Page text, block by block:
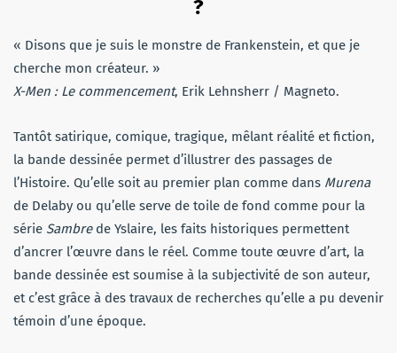
?
« Disons que je suis le monstre de Frankenstein, et que je
cherche mon créateur. »
X-Men : Le commencement, Erik Lehnsherr / Magneto.
Tantôt satirique, comique, tragique, mêlant réalité et fiction,
la bande dessinée permet d’illustrer des passages de
l’Histoire. Qu’elle soit au premier plan comme dans Murena
de Delaby ou qu’elle serve de toile de fond comme pour la
série Sambrede Yslaire, les faits historiques permettent
d’ancrer l’œuvre dans le réel. Comme toute œuvre d’art, la
bande dessinée est soumise à la subjectivité de son auteur,
et c’est grâce à des travaux de recherches qu’elle a pu devenir
témoin d’une époque.